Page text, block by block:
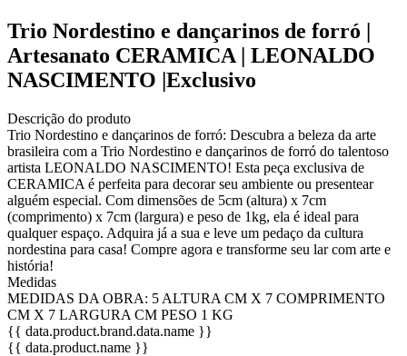
Trio Nordestino e dançarinos de forró |
Artesanato CERAMICA | LEONALDO
NASCIMENTO |Exclusivo
Descrição do produto
Trio Nordestino e dançarinos de forró: Descubra a beleza da arte
brasileira com a Trio Nordestino e dançarinos de forró do talentoso
artista LEONALDO NASCIMENTO! Esta peça exclusiva de
CERAMICA é perfeita para decorar seu ambiente ou presentear
alguém especial. Com dimensões de 5cm (altura) x 7cm
(comprimento) x 7cm (largura) e peso de 1kg, ela é ideal para
qualquer espaço. Adquira já a sua e leve um pedaço da cultura
nordestina para casa! Compre agora e transforme seu lar com arte e
história!
Medidas
MEDIDAS DA OBRA: 5 ALTURA CM X 7 COMPRIMENTO
CM X 7 LARGURA CM PESO 1 KG
{{ data.product.brand.data.name }}
{{ data.product.name }}